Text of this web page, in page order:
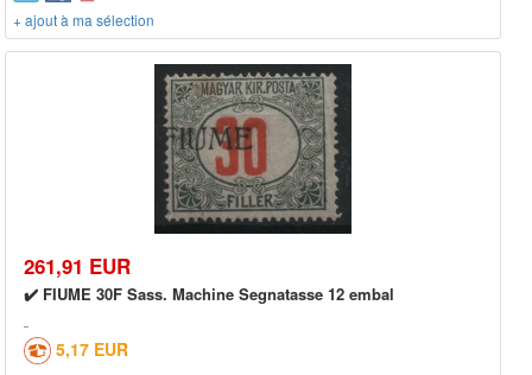
+ ajout à ma sélection
261,91 EUR
✔️ FIUME 30F Sass. Machine Segnatasse 12 embal
5,17 EUR